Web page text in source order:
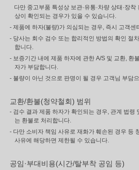
다만 중고부품 특성상 보관·유통·차량 상태·장
상이 확인되는 경우가 있을 수 있습니다.
- 제품에 하자(불량)가 의심되는 경우, 즉시 고객센
- 당사는 회수 검수 또는 합리적인 방법의 확인 절
합니다.
- 보증기간 내에 제품 하자에 관한 A/S 및 교환, 환
자가 부담합니다.
- 불량이 아닌 것으로 판명이 될 경우 고객님 부담
교환/환불(청약철회) 범위
- 검수 결과 제품 하자가 확인되는 경우, 관계 법령
는 환불로 처리합니다.
- 다만 소비자 책임 사유로 재화가 훼손된 경우 등
사유에 해당하면 제한될 수 있습니다.
공임·부대비용(시간/탈부착 공임 등)